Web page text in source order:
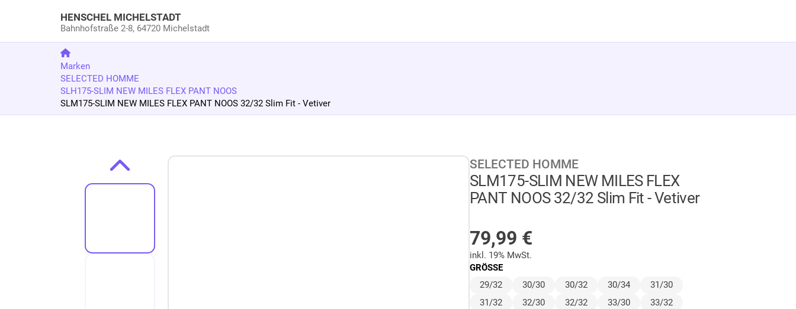
HENSCHEL MICHELSTADT
Bahnhofstraße 2-8, 64720 Michelstadt
Marken
SELECTED HOMME
SLH175-SLIM NEW MILES FLEX PANT NOOS
SLM175-SLIM NEW MILES FLEX PANT NOOS 32/32 Slim Fit - Vetiver
Zur Produktbeschreibung springen SELECTED HOMME
SLM175-SLIM NEW MILES FLEX
PANT NOOS 32/32 Slim Fit - Vetiver
79,99 €
inkl. 19% MwSt.
GRÖSSE
29/32
30/30 30/32 30/34
31/30
31/32
32/30 32/32 33/30
33/32